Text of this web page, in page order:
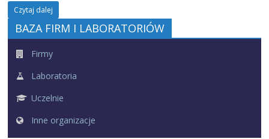
Czytaj dalej
BAZA FIRM I LABORATORIÓW
Firmy
Laboratoria
Uczelnie
Inne organizacje